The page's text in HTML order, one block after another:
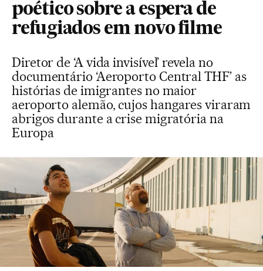
poético sobre a espera de
refugiados em novo filme
Diretor de ‘A vida invisível’ revela no
documentário ‘Aeroporto Central THF’ as
histórias de imigrantes no maior
aeroporto alemão, cujos hangares viraram
abrigos durante a crise migratória na
Europa